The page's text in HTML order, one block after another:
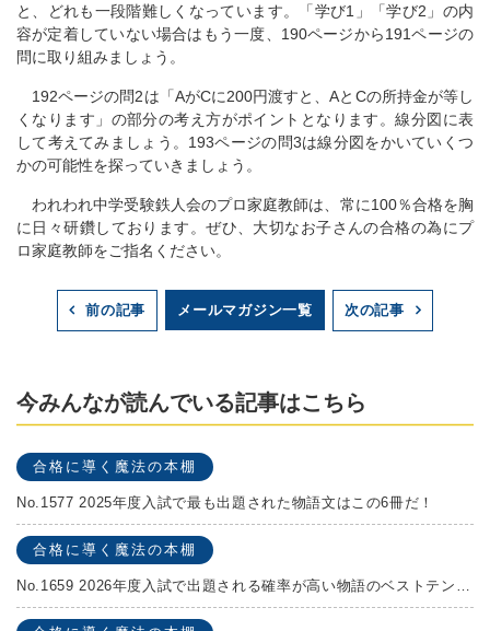
と、どれも一段階難しくなっています。「学び1」「学び2」の内
容が定着していない場合はもう一度、190ページから191ページの
問に取り組みましょう。
192ページの問2は「AがCに200円渡すと、AとCの所持金が等し
くなります」の部分の考え方がポイントとなります。線分図に表
して考えてみましょう。193ページの問3は線分図をかいていくつ
かの可能性を探っていきましょう。
われわれ中学受験鉄人会のプロ家庭教師は、常に100％合格を胸
に日々研鑽しております。ぜひ、大切なお子さんの合格の為にプ
ロ家庭教師をご指名ください。
前の記事 メールマガジン一覧 次の記事
今みんなが読んでいる記事はこちら
合格に導く魔法の本棚
No.1577 2025年度入試で最も出題された物語文はこの6冊だ！
合格に導く魔法の本棚